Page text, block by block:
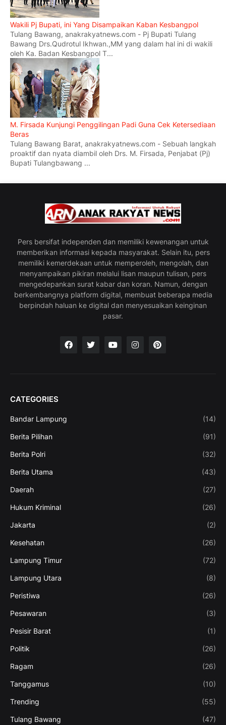
Wakili Pj Bupati, ini Yang Disampaikan Kaban Kesbangpol
Tulang Bawang, anakrakyatnews.com - Pj Bupati Tulang
Bawang Drs.Qudrotul Ikhwan.,MM yang dalam hal ini di wakili
oleh Ka. Badan Kesbangpol T...
M. Firsada Kunjungi Penggilingan Padi Guna Cek Ketersediaan
Beras
Tulang Bawang Barat, anakrakyatnews.com - Sebuah langkah
proaktif dan nyata diambil oleh Drs. M. Firsada, Penjabat (Pj)
Bupati Tulangbawang ...
Pers bersifat independen dan memiliki kewenangan untuk
memberikan informasi kepada masyarakat. Selain itu, pers
memiliki kemerdekaan untuk memperoleh, mengolah, dan
menyampaikan pikiran melalui lisan maupun tulisan, pers
mengedepankan surat kabar dan koran. Namun, dengan
berkembangnya platform digital, membuat beberapa media
berpindah haluan ke digital dan menyesuaikan keinginan
pasar.
CATEGORIES
Bandar Lampung (14)
Berita Pilihan (91)
Berita Polri (32)
Berita Utama (43)
Daerah (27)
Hukum Kriminal (26)
Jakarta (2)
Kesehatan (26)
Lampung Timur (72)
Lampung Utara (8)
Peristiwa (26)
Pesawaran (3)
Pesisir Barat (1)
Politik (26)
Ragam (26)
Tanggamus (10)
Trending (55)
Tulang Bawang (47)